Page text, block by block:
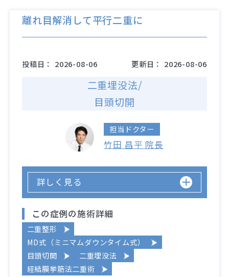
離れ目解消して平行二重に
投稿日： 2026-08-06 更新日： 2026-08-06
二重埋没法/
目頭切開
担当ドクター
竹田 昌平 院長
詳しく見る
この症例の施術詳細
二重整形
MD式（ミニマムダウンタイム式）
目頭切開
二重埋没法
経結膜挙筋法二重術